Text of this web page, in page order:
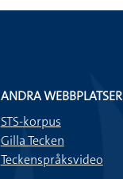
ANDRA WEBBPLATSER
STS-korpus
Gilla Tecken
Teckenspråksvideo